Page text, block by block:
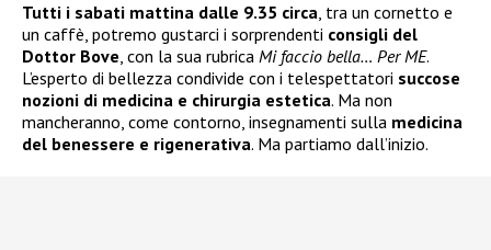
Tutti i sabati mattina dalle 9.35 circa, tra un cornetto e
un caffè, potremo gustarci i sorprendenti consigli del
Dottor Bove, con la sua rubrica Mi faccio bella… Per ME.
L’esperto di bellezza condivide con i telespettatori succose
nozioni di medicina e chirurgia estetica. Ma non
mancheranno, come contorno, insegnamenti sulla medicina
del benessere e rigenerativa. Ma partiamo dall’inizio.